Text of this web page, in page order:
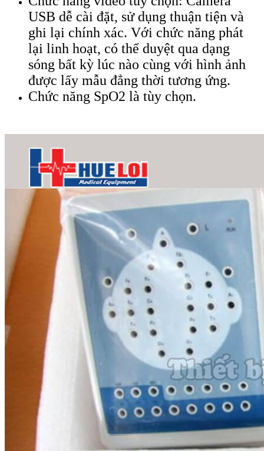
USB dễ cài đặt, sử dụng thuận tiện và
ghi lại chính xác. Với chức năng phát
lại linh hoạt, có thể duyệt qua dạng
sóng bất kỳ lúc nào cùng với hình ảnh
được lấy mẫu đẳng thời tương ứng.
Chức năng SpO2 là tùy chọn.